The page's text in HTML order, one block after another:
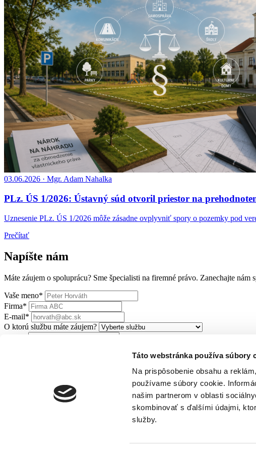
Táto webstránka používa súbory
Na prispôsobenie obsahu a
používame súbory cookie.
našim partnerom v oblasti
skombinovať s ďalšími údajmi,
služby.
03.06.2026 · Mgr. Adam Nahalka
PLz. ÚS 1/2026: Ústavný súd otvoril priestor na
Uznesenie PLz. ÚS 1/2026 môže zásadne ovplyvniť spory o pozemky pod
Prečítať
Napíšte nám
Máte záujem o spoluprácu? Sme špecialisti na firemné právo. Zanechajte nám
Vaše meno*
Firma*
E-mail*
O ktorú službu máte záujem?
spracovaním osobných údajov
Dvořákovo nábrežie 8/A, 811 02 Bratislava info@legate.sk +421 2 6252 7561